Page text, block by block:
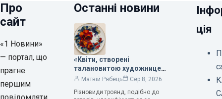
Про
сайт
«1 Новини»
— портал, що
прагне
першим
Останні новини
«Квіти, створені
талановитою художницею
Валентиною Трегубовою,
— колекціонерка Людмила
Матвій Рябець
Сер 8, 2026
Різновиди троянд, подібно до
ція